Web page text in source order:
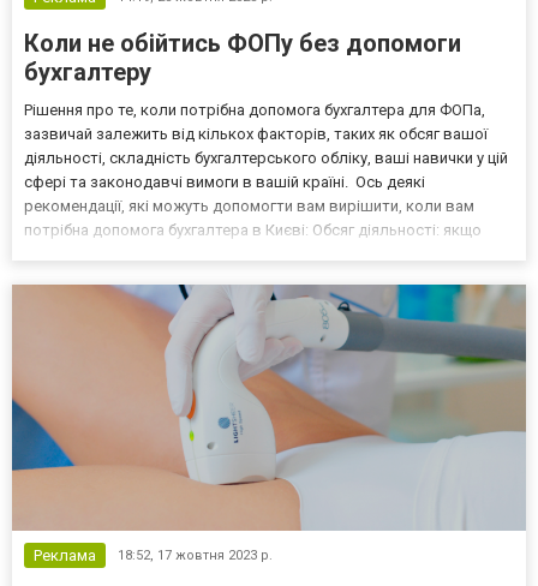
Коли не обійтись ФОПу без допомоги
бухгалтеру
Рішення про те, коли потрібна допомога бухгалтера для ФОПа,
зазвичай залежить від кількох факторів, таких як обсяг вашої
діяльності, складність бухгалтерського обліку, ваші навички у цій
сфері та законодавчі вимоги в вашій країні. Ось деякі
рекомендації, які можуть допомогти вам вирішити, коли вам
потрібна допомога бухгалтера в Києві: Обсяг діяльності: якщо
Реклама 18:52, 17 жовтня 2023 р.